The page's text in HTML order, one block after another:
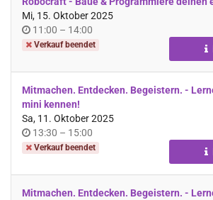
Mi, 15. Oktober 2025
Uhrzeit
11:00 – bis
14:00
Verkauf beendet
Mitmachen. Entdecken. Begeistern. -
mini kennen!
Sa, 11. Oktober 2025
Uhrzeit
13:30 – bis
15:00
Verkauf beendet
Mitmachen. Entdecken. Begeistern. -